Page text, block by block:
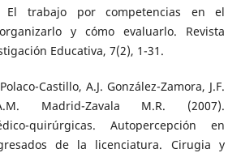
El trabajo por competencias en el
y cómo evaluarlo. Revista
Educativa, 7(2), 1-31.
Castillo, A.J. González-Zamora, J.F.
Madrid-Zavala M.R. (2007).
quirúrgicas. Autopercepción en
de la licenciatura. Cirugia y